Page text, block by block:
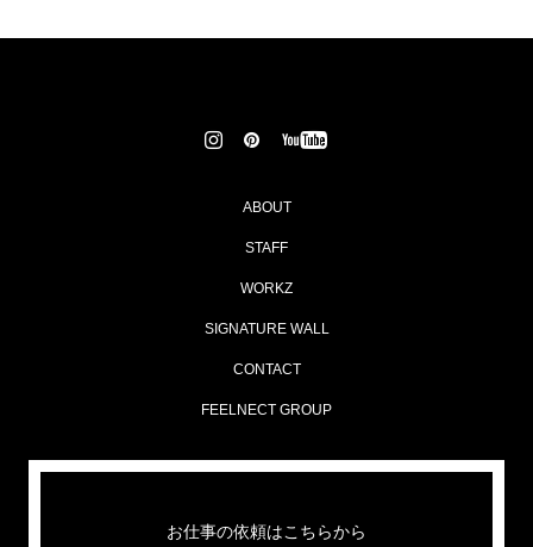
ABOUT
STAFF
WORKZ
SIGNATURE WALL
CONTACT
FEELNECT GROUP
お仕事の依頼はこちらから